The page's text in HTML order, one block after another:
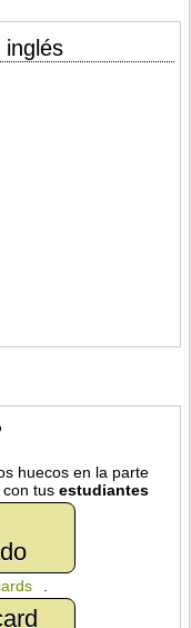
huecos en la parte
con tusestudiantes